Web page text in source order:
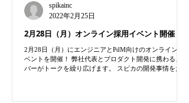
2月28日（月）オンライン採用イベント開催！
2月28日（月）にエンジニアとPdM向けのオンラインイ
ベントを開催！ 弊社代表とプロダクト開発に携わるメン
バーがトークを繰り広げます。 スピカの開発事情をたっ
spikainc
2022年2月25日